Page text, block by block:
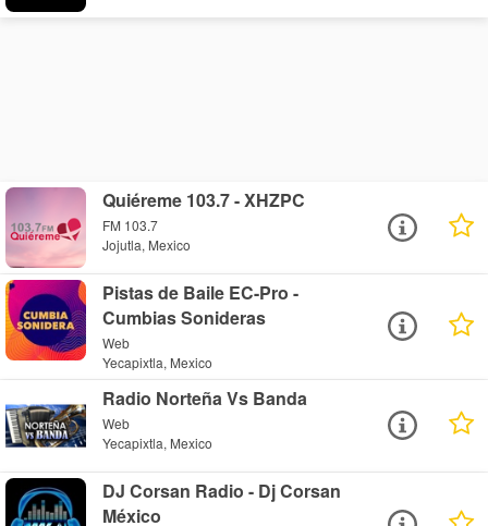
Quiéreme 103.7 - XHZPC
FM 103.7
Jojutla, Mexico
Pistas de Baile EC-Pro -
Cumbias Sonideras
Web
Yecapixtla, Mexico
Radio Norteña Vs Banda
Web
Yecapixtla, Mexico
DJ Corsan Radio - Dj Corsan
México